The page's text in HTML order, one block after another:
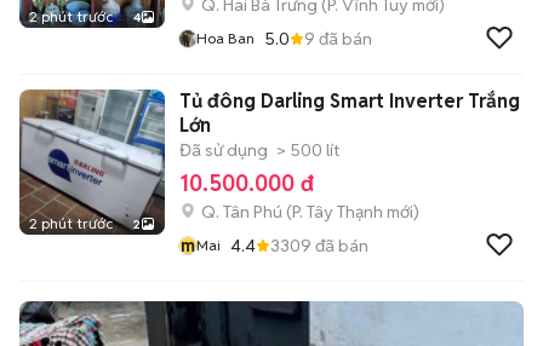
2 phút trước 4
Q. Hai Bà Trưng (P. Vĩnh Tuy mới)
Hoa Ban 5.0 9 đã bán
2 phút trước 2
Tủ đông Darling Smart Inverter Trắng
Lớn
Đã sử dụng > 500 lít
10.500.000 đ
Q. Tân Phú (P. Tây Thạnh mới)
mMai 4.4 3309 đã bán